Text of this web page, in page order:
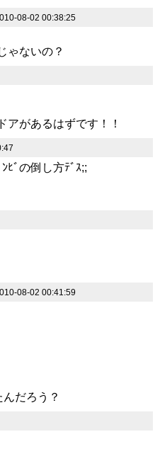
08-02 00:38:25
ゃないの？
アがあるはずです！！
ﾋﾞの倒し方ﾃﾞｽ;;
08-02 00:41:59
だろう？